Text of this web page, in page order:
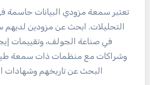
تعتبر سمعة مزودي البيانات حاسمة
التحليلات. ابحث عن مزودين
في صناعة الجولف، وتقييمات
وشراكات مع منظمات ذات سمعة
البحث عن تاريخهم وشهادات